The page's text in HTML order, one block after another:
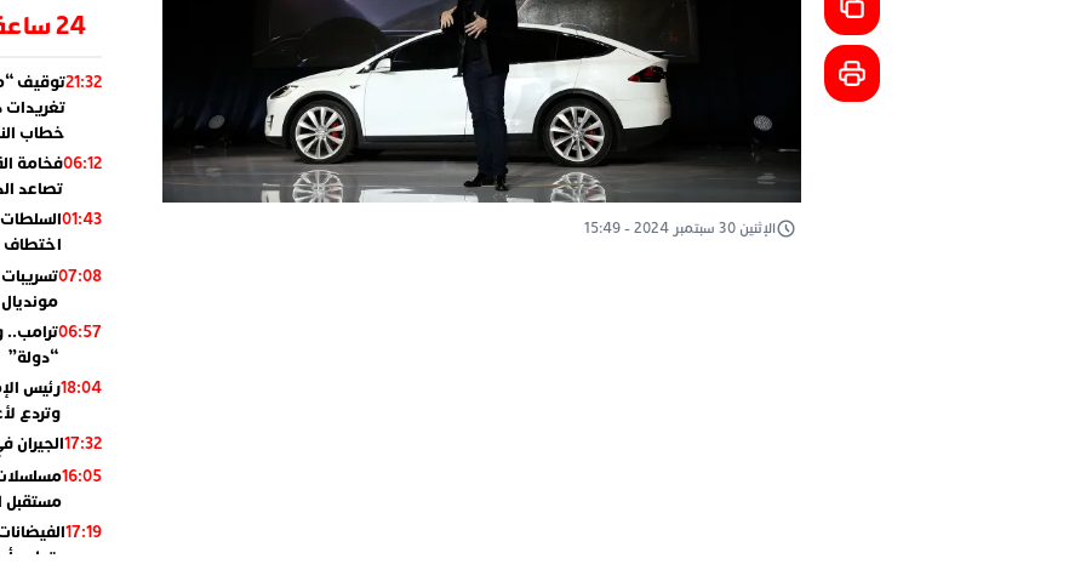
الإثنين 30 سبتمبر 2024 - 15:49
24 ساعة
21:32توقيف
خطاب
06:12فخامة
تصاعد
01:43
اختطاف
07:08
مونديال
06:57ترامب..
“دولة”
18:04رئيس
وتردع
17:32الجيران
16:05
مستقبل
17:19
وتطرح